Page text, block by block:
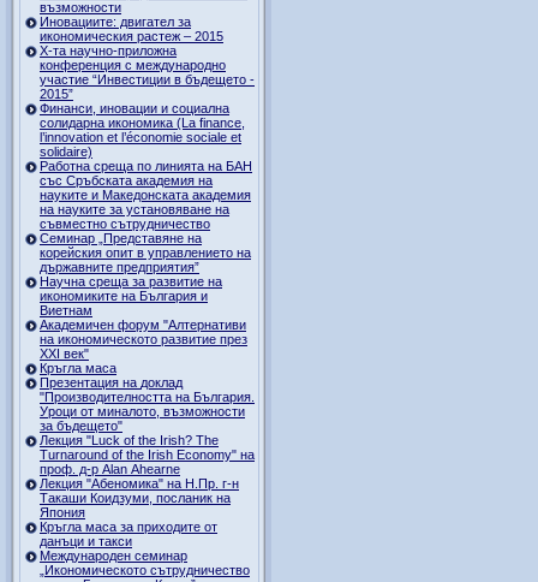
възможности
Иновациите: двигател за
икономическия растеж – 2015
Х-та научно-приложна
конференция с международно
участие “Инвестиции в бъдещето -
2015”
Финанси, иновации и социална
солидарна икономика (La finance,
l’innovation et l’économie sociale et
solidaire)
Работна среща по линията на БАН
със Сръбската академия на
науките и Македонската академия
на науките за установяване на
съвместно сътрудничество
Семинар „Представяне на
корейския опит в управлението на
държавните предприятия”
Научна среща за развитие на
икономиките на България и
Виетнам
Академичен форум "Алтернативи
на икономическото развитие през
XXI век"
Кръгла маса
Презентация на доклад
"Производителността на България.
Уроци от миналото, възможности
за бъдещето"
Лекция "Luck of the Irish? The
Turnaround of the Irish Economy" на
проф. д-р Alan Ahearne
Лекция "Абеномика" на Н.Пр. г-н
Такаши Коидзуми, посланик на
Япония
Кръгла маса за приходите от
данъци и такси
Международен семинар
„Икономическото сътрудничество